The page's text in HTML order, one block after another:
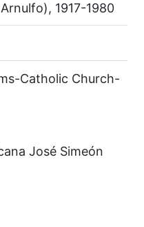
1917-1980
Catholic Church-
José Simeón